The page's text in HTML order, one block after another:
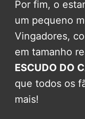
Por fim, o
um pequeno
Vingadores,
em tamanho
ESCUDO DO
que todos os
mais!